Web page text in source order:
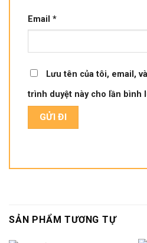
Email *
Lưu tên của tôi, email,
trình duyệt này cho lần bình
SẢN PHẨM TƯƠNG TỰ